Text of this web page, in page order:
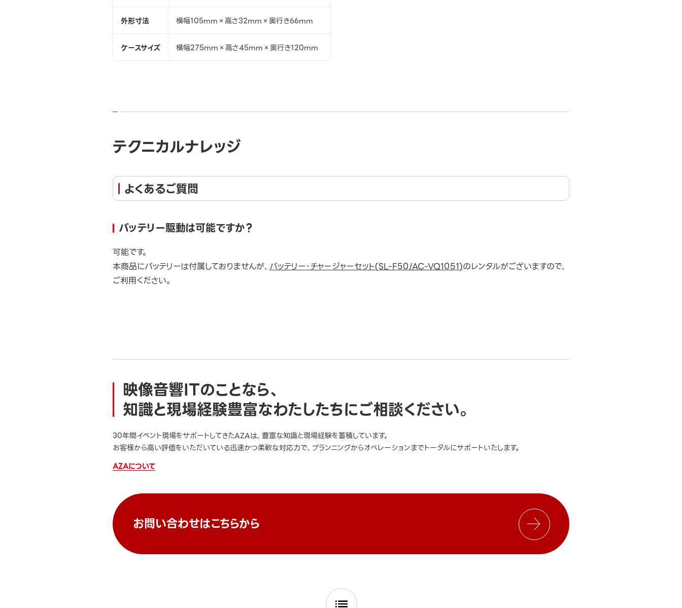
外形寸法 横幅105mm×高さ32mm×奥行き66mm
ケースサイズ 横幅275mm×高さ45mm×奥行き120mm
テクニカルナレッジ
よくあるご質問
バッテリー駆動は可能ですか？
可能です。
本商品にバッテリーは付属しておりませんが、 バッテリー･チャージャーセット(SL-F50/AC-VQ1051)のレンタルがございますので、
ご利用ください。
映像音響ITのことなら、
知識と現場経験豊富なわたしたちにご相談ください。
30年間イベント現場をサポートしてきたAZAは、豊富な知識と現場経験を蓄積しています。
お客様から高い評価をいただいている迅速かつ柔軟な対応力で、プランニングからオペレーションまでトータルにサポートいたします。
AZAについて
お問い合わせはこちらから